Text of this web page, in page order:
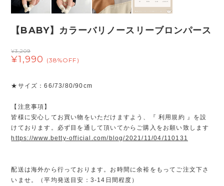
【BABY】カラーバリノースリーブロンパース
¥3,209
¥1,990 (38%OFF)
★サイズ：66/73/80/90cm
【注意事項】
皆様に安心してお買い物をいただけますよう、『 利用規約 』を設
けております。必ず目を通して頂いてからご購入をお願い致します
https://www.betty-official.com/blog/2021/11/04/110131
配送は海外から行っております。お時間に余裕をもってご注文下さ
いませ。（平均発送目安：3-14日間程度）